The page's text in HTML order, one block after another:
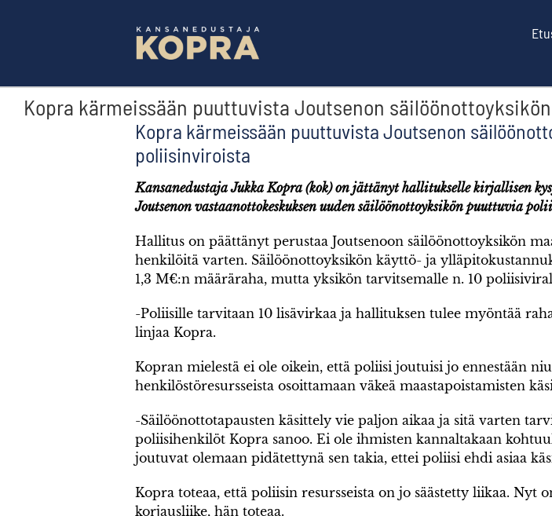
Kopra kärmeissään puuttuvista Joutsenon
Kopra kärmeissään puuttuvista Joutsenon
poliisinviroista
Kansanedustaja Jukka Kopra (kok) on jättänyt hallitukselle kirjallisen
Joutsenon vastaanottokeskuksen uuden säilöönottoyksikön puuttuvia
Hallitus on päättänyt perustaa Joutsenoon säilöönottoyksikön
henkilöitä varten. Säilöönottoyksikön käyttö- ja
1,3 M€:n määräraha, mutta yksikön tarvitsemalle n. 10
-Poliisille tarvitaan 10 lisävirkaa ja hallituksen tulee myöntää
linjaa Kopra.
Kopran mielestä ei ole oikein, että poliisi joutuisi jo ennestään
henkilöstöresursseista osoittamaan väkeä maastapoistamisten
-Säilöönottotapausten käsittely vie paljon aikaa ja sitä varten
poliisihenkilöt Kopra sanoo. Ei ole ihmisten kannaltakaan
joutuvat olemaan pidätettynä sen takia, ettei poliisi ehdi asiaa
Kopra toteaa, että poliisin resursseista on jo säästetty liikaa. Nyt
korjausliike, hän toteaa.